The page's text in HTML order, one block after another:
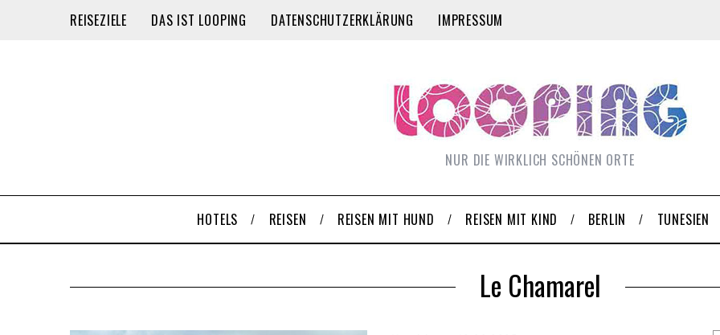
REISEZIELE DAS IST LOOPING DATENSCHUTZERKLÄRUNG IMPRESSUM
NUR DIE WIRKLICH SCHÖNEN ORTE
HOTELS REISEN REISEN MIT HUND REISEN MIT KIND BERLIN TUNESIEN
Le Chamarel